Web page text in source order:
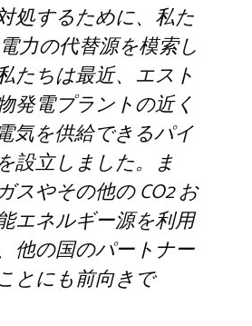
処するために、私た
力の代替源を模索し
たちは最近、エスト
発電プラントの近く
気を供給できるパイ
設立しました。ま
スやその他の CO2 お
エネルギー源を利用
他の国のパートナー
とにも前向きで